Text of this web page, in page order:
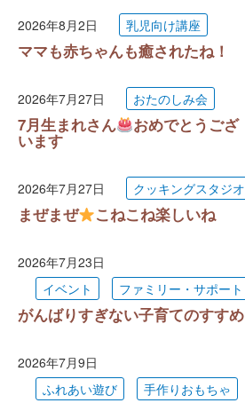
2026年8月2日 乳児向け講座
ママも赤ちゃんも癒されたね！
2026年7月27日 おたのしみ会
7月生まれさん おめでとうござ
います
2026年7月27日 クッキングスタジオ
まぜまぜ こねこね楽しいね
2026年7月23日
イベント
ファミリー・サポート
がんばりすぎない子育てのすすめ
2026年7月9日
ふれあい遊び
手作りおもちゃ